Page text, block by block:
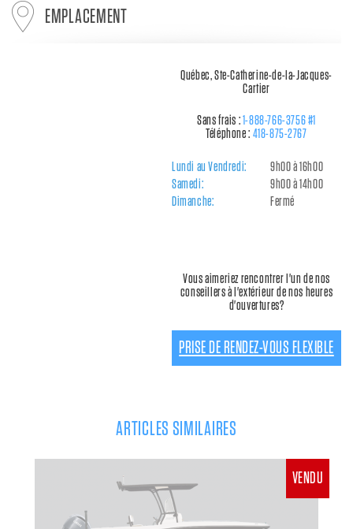
EMPLACEMENT
Québec, Ste-Catherine-de-la-Jacques-
Cartier
Sans frais :1-888-766-3756 #1
Téléphone : 418-875-2767
Lundi au Vendredi:
9h00 à 16h00
Samedi:
9h00 à 14h00
Dimanche:
Fermé
Vous aimeriez rencontrer l'un de nos
conseillers à l'extérieur de nos heures
d'ouvertures?
PRISE DE RENDEZ-VOUS FLEXIBLE
ARTICLES SIMILAIRES
VENDU